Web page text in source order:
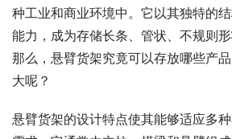
种工业和商业环境中。它以其独特的
能力，成为存储长条、管状、不规则形
那么，悬臂货架究竟可以存放哪些产
大呢？
悬臂货架的设计特点使其能够适应多